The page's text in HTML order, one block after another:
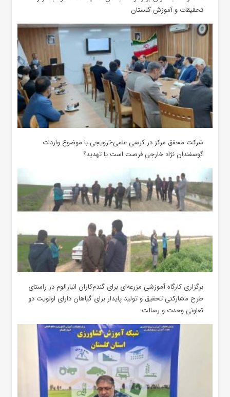
تحقیقات و آموزش گلستان
شرکت محقق مرکز در کرسی علمی-ترویجی با موضوع واردات
گوسفندان نژاد خارجی فرصت است یا تهدید؟
برگزاری کارگاه آموزشی مزرعه‌ای برای گندم‌کاران انبارالوم در راستای
طرح مشارکتی تحقیق و تولید پایدار برای گیاهان دارای اولویت دو
تعاونی وحدت و رسالت